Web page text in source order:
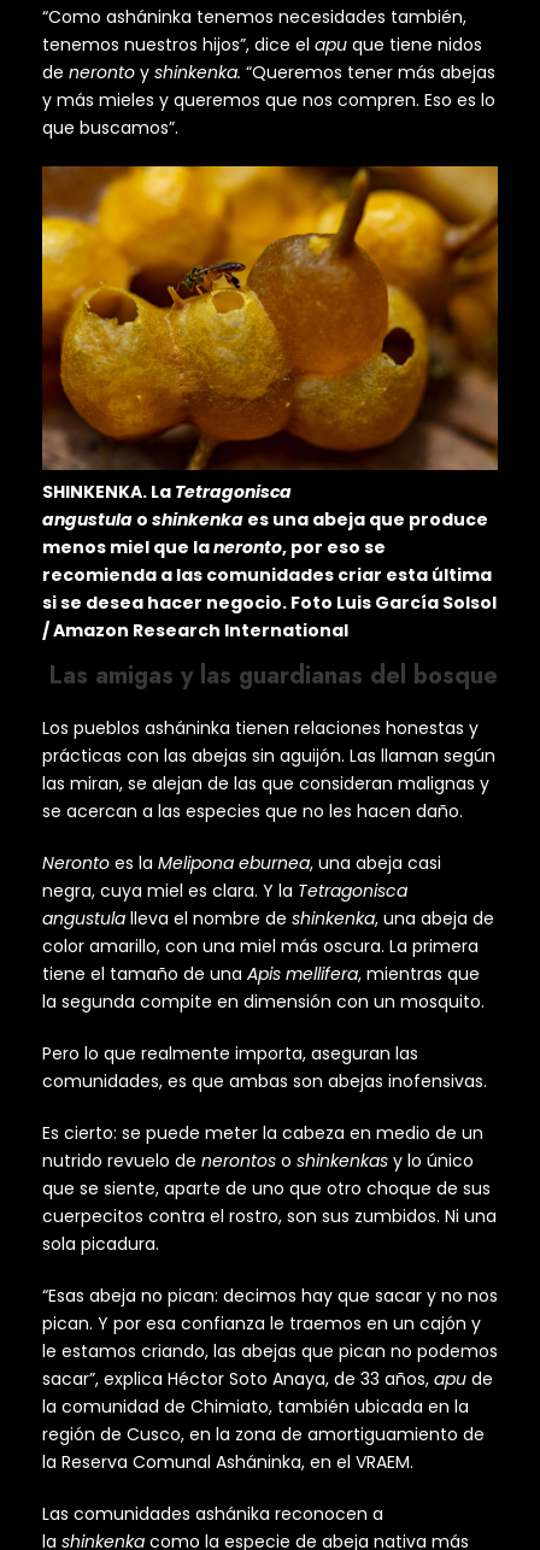
“Como asháninka tenemos necesidades también,
tenemos nuestros hijos”, dice el apu que tiene nidos
de neronto y shinkenka. “Queremos tener más abejas
y más mieles y queremos que nos compren. Eso es lo
que buscamos”.
SHINKENKA. La Tetragonisca
angustula o shinkenka es una abeja que produce
menos miel que laneronto, por eso se
recomienda a las comunidades criar esta última
si se desea hacer negocio. Foto Luis García Solsol
/ Amazon Research International
Las amigas y las guardianas del bosque
Los pueblos asháninka tienen relaciones honestas y
prácticas con las abejas sin aguijón. Las llaman según
las miran, se alejan de las que consideran malignas y
se acercan a las especies que no les hacen daño.
Neronto es la Melipona eburnea, una abeja casi
negra, cuya miel es clara. Y la Tetragonisca
angustula lleva el nombre de shinkenka, una abeja de
color amarillo, con una miel más oscura. La primera
tiene el tamaño de una Apis mellifera, mientras que
la segunda compite en dimensión con un mosquito.
Pero lo que realmente importa, aseguran las
comunidades, es que ambas son abejas inofensivas.
Es cierto: se puede meter la cabeza en medio de un
nutrido revuelo de nerontos o shinkenkas y lo único
que se siente, aparte de uno que otro choque de sus
cuerpecitos contra el rostro, son sus zumbidos. Ni una
sola picadura.
“Esas abeja no pican: decimos hay que sacar y no nos
pican. Y por esa confianza le traemos en un cajón y
le estamos criando, las abejas que pican no podemos
sacar”, explica Héctor Soto Anaya, de 33 años, apu de
la comunidad de Chimiato, también ubicada en la
región de Cusco, en la zona de amortiguamiento de
la Reserva Comunal Asháninka, en el VRAEM.
Las comunidades ashánika reconocen a
la shinkenka como la especie de abeja nativa más